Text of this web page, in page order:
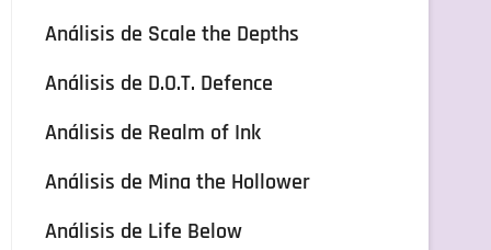
Análisis de Scale the Depths
Análisis de D.O.T. Defence
Análisis de Realm of Ink
Análisis de Mina the Hollower
Análisis de Life Below